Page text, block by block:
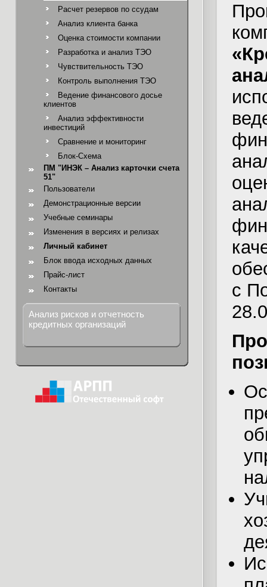
Расчет резервов по ссудам
Анализ клиента банка
Оценка стоимости компании
Разработка и анализ ТЭО
Чувствительность ТЭО
Контроль выполнения ТЭО
Ведение финансового досье
клиентов
Анализ эффективности
инвестиций
Сравнение и мониторинг
Блок-Схема
ПМ "ИНЭК – Анализ карточки счета
51"
Пользователи
Демонстрационные версии
Учебные семинары
Изменения в версиях и релизах
Личный кабинет
Блок ввода исходных данных
Прайс-лист
Контакты
Анализ рисков и отчетность
кредитных организаций
с